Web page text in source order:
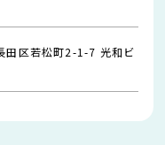
区若松町2-1-7 光和ビ